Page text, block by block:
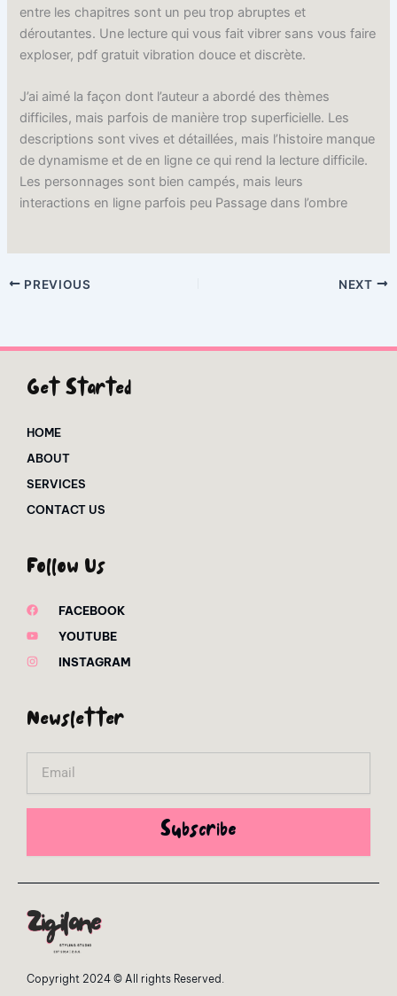
entre les chapitres sont un peu trop abruptes et
déroutantes. Une lecture qui vous fait vibrer sans vous faire
exploser, pdf gratuit vibration douce et discrète.
J’ai aimé la façon dont l’auteur a abordé des thèmes
difficiles, mais parfois de manière trop superficielle. Les
descriptions sont vives et détaillées, mais l’histoire manque
de dynamisme et de en ligne ce qui rend la lecture difficile.
Les personnages sont bien campés, mais leurs
interactions en ligne parfois peu Passage dans l’ombre
PREVIOUS NEXT
Get Started
HOME
ABOUT
SERVICES
CONTACT US
Follow Us
FACEBOOK
YOUTUBE
INSTAGRAM
Newsletter
Subscribe
Copyright 2024 © All rights Reserved.